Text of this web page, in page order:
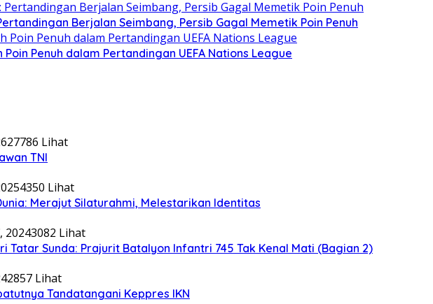
Berjalan Seimbang, Persib Gagal Memetik Poin Penuh
Penuh dalam Pertandingan UEFA Nations League
27786 Lihat
TNI
4350 Lihat
Merajut Silaturahmi, Melestarikan Identitas
20243082 Lihat
Tatar Sunda: Prajurit Batalyon Infantri 745 Tak Kenal Mati (Bagian 2)
2857 Lihat
Tandatangani Keppres IKN